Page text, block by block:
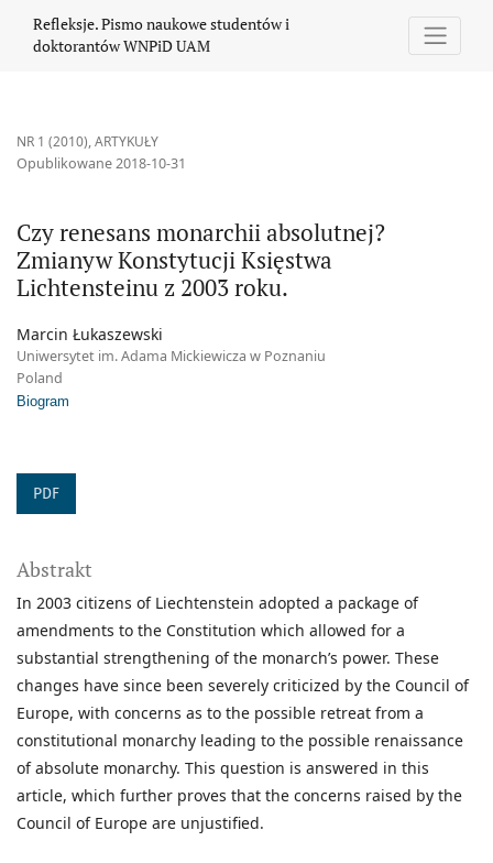
Refleksje. Pismo naukowe studentów i
doktorantów WNPiD UAM
NR 1 (2010),ARTYKUŁY
Czy renesans monarchii absolutnej?
Zmianyw Konstytucji Księstwa
Lichtensteinu z 2003 roku.
Opublikowane 2018-10-31
Marcin Łukaszewski
Uniwersytet im. Adama Mickiewicza w Poznaniu
Poland
Biogram
PDF
Abstrakt
In 2003 citizens of Liechtenstein adopted a package of
amendments to the Constitution which allowed for a
substantial strengthening of the monarch’s power. These
changes have since been severely criticized by the Council of
Europe, with concerns as to the possible retreat from a
constitutional monarchy leading to the possible renaissance
of absolute monarchy. This question is answered in this
article, which further proves that the concerns raised by the
Council of Europe are unjustified.